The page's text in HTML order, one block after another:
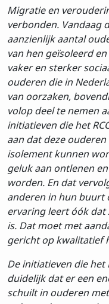
Migratie en
verbonden. Vandaag
aanzienlijk aantal
van hen geïsoleerd
vaker en sterker
ouderen die in
van oorzaken,
volop deel te nemen
initiatieven die het
aan dat deze
isolement kunnen
geluk aan ontlenen
worden. En dat
anderen in hun buurt
ervaring leert óók dat
is. Dat moet met
gericht op kwalitatief
De initiatieven die het
duidelijk dat er een
schuilt in ouderen